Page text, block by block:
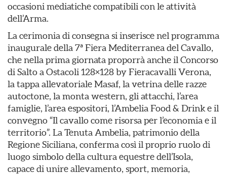
occasioni mediatiche compatibili con le attività
dell’Arma.
La cerimonia di consegna si inserisce nel programma
inaugurale della 7ª Fiera Mediterranea del Cavallo,
che nella prima giornata proporrà anche il Concorso
di Salto a Ostacoli 128×128 by Fieracavalli Verona,
la tappa allevatoriale Masaf, la vetrina delle razze
autoctone, la monta western, gli attacchi, l’area
famiglie, l’area espositori, l’Ambelia Food & Drink e il
convegno “Il cavallo come risorsa per l’economia e il
territorio”. La Tenuta Ambelia, patrimonio della
Regione Siciliana, conferma così il proprio ruolo di
luogo simbolo della cultura equestre dell’Isola,
capace di unire allevamento, sport, memoria,